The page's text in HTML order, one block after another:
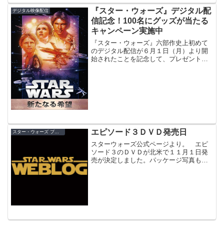
デジタル映像配信
『スター・ウォーズ』デジタル配
信記念！100名にグッズが当たる
キャンペーン実施中
『スター・ウォーズ』六部作史上初めて
のデジタル配信が６月１日（月）より開
始されたことを記念して、プレゼントキ
エピソード３ＤＶＤ発売日
スターウォーズ公式ページより。 エピ
ソード３のＤＶＤが北米で１１月１日発
売が決定しました。パッケージ写真も掲